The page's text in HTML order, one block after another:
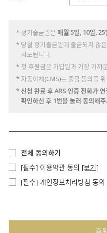
* 정기출금일은 매월 5일, 10일, 25
* 당월 정기출금일에 출금되지 않
시도됩니다.
* 첫 후원금은 가입일과 가장 가까
* 자동이체(CMS)는 출금 동의를
*신청 완료 후 ARS 인증 전화가
확인하신 후 1번을 눌러 동의해
전체 동의하기
[필수] 이용약관 동의 [보기]
[필수] 개인정보처리방침 동의
후